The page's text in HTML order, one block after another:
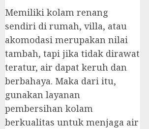
Memiliki kolam renang
sendiri di rumah, villa, atau
akomodasi merupakan nilai
tambah, tapi jika tidak dirawat
teratur, air dapat keruh dan
berbahaya. Maka dari itu,
gunakan layanan
pembersihan kolam
berkualitas untuk menjaga air